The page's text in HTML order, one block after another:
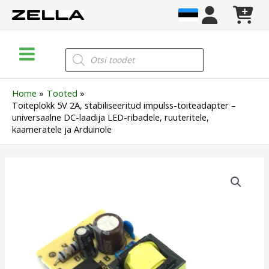
Menu
Products
search
Home
Tooted
Toiteplokk 5V 2A, stabiliseeritud impulss-toiteadapter –
universaalne DC-laadija LED-ribadele, ruuteritele,
kaameratele ja Arduinole
toiteadapter
universaalne